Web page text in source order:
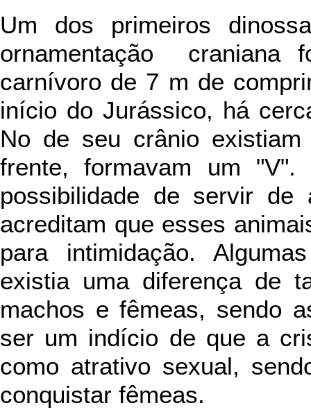
Um dos primeiros
ornamentação
carnívoro de 7 m de
início do Jurássico, há
No de seu crânio
frente, formavam um
possibilidade de servir de
acreditam que esses
para intimidação.
existia uma diferença de
machos e fêmeas, sendo
ser um indício de que a
como atrativo sexual,
conquistar fêmeas.